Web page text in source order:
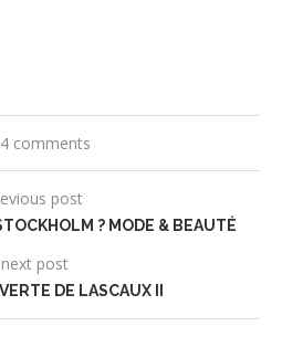
4 comments
post
? MODE & BEAUTÉ
next post
DE LASCAUX II